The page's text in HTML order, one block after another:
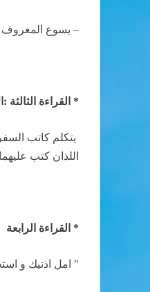
– يسوع المعروف
* القراءة الثالثة
يتكلم كاتب
اللذان كتب
* القراءة الرابعة
" امل اذنيك و